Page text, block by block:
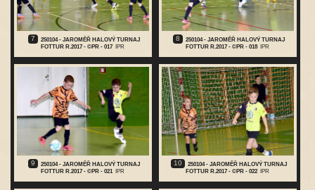
7
250104 - JAROMĚŘ HALOVÝ TURNAJ
FOTTUR R.2017 - ©PR - 017
IPR
8
250104 - JAROMĚŘ HALOVÝ TURNAJ
FOTTUR R.2017 - ©PR - 018
IPR
9
250104 - JAROMĚŘ HALOVÝ TURNAJ
FOTTUR R.2017 - ©PR - 021
IPR
10
250104 - JAROMĚŘ HALOVÝ TURNAJ
FOTTUR R.2017 - ©PR - 022
IPR